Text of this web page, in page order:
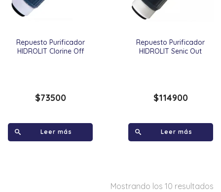
Repuesto Purificador
HIDROLIT Clorine Off
$73500
Leer más
Repuesto Purificador
HIDROLIT Senic Out
$114900
Leer más
Mostrando los 10 resultados